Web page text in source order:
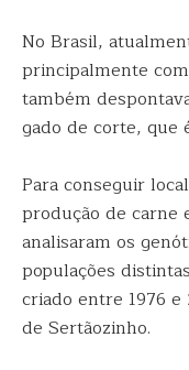
No Brasil,
principalmente
também
gado de corte, que
Para conseguir
produção de carne
analisaram os
populações
criado entre 1976
de Sertãozinho.